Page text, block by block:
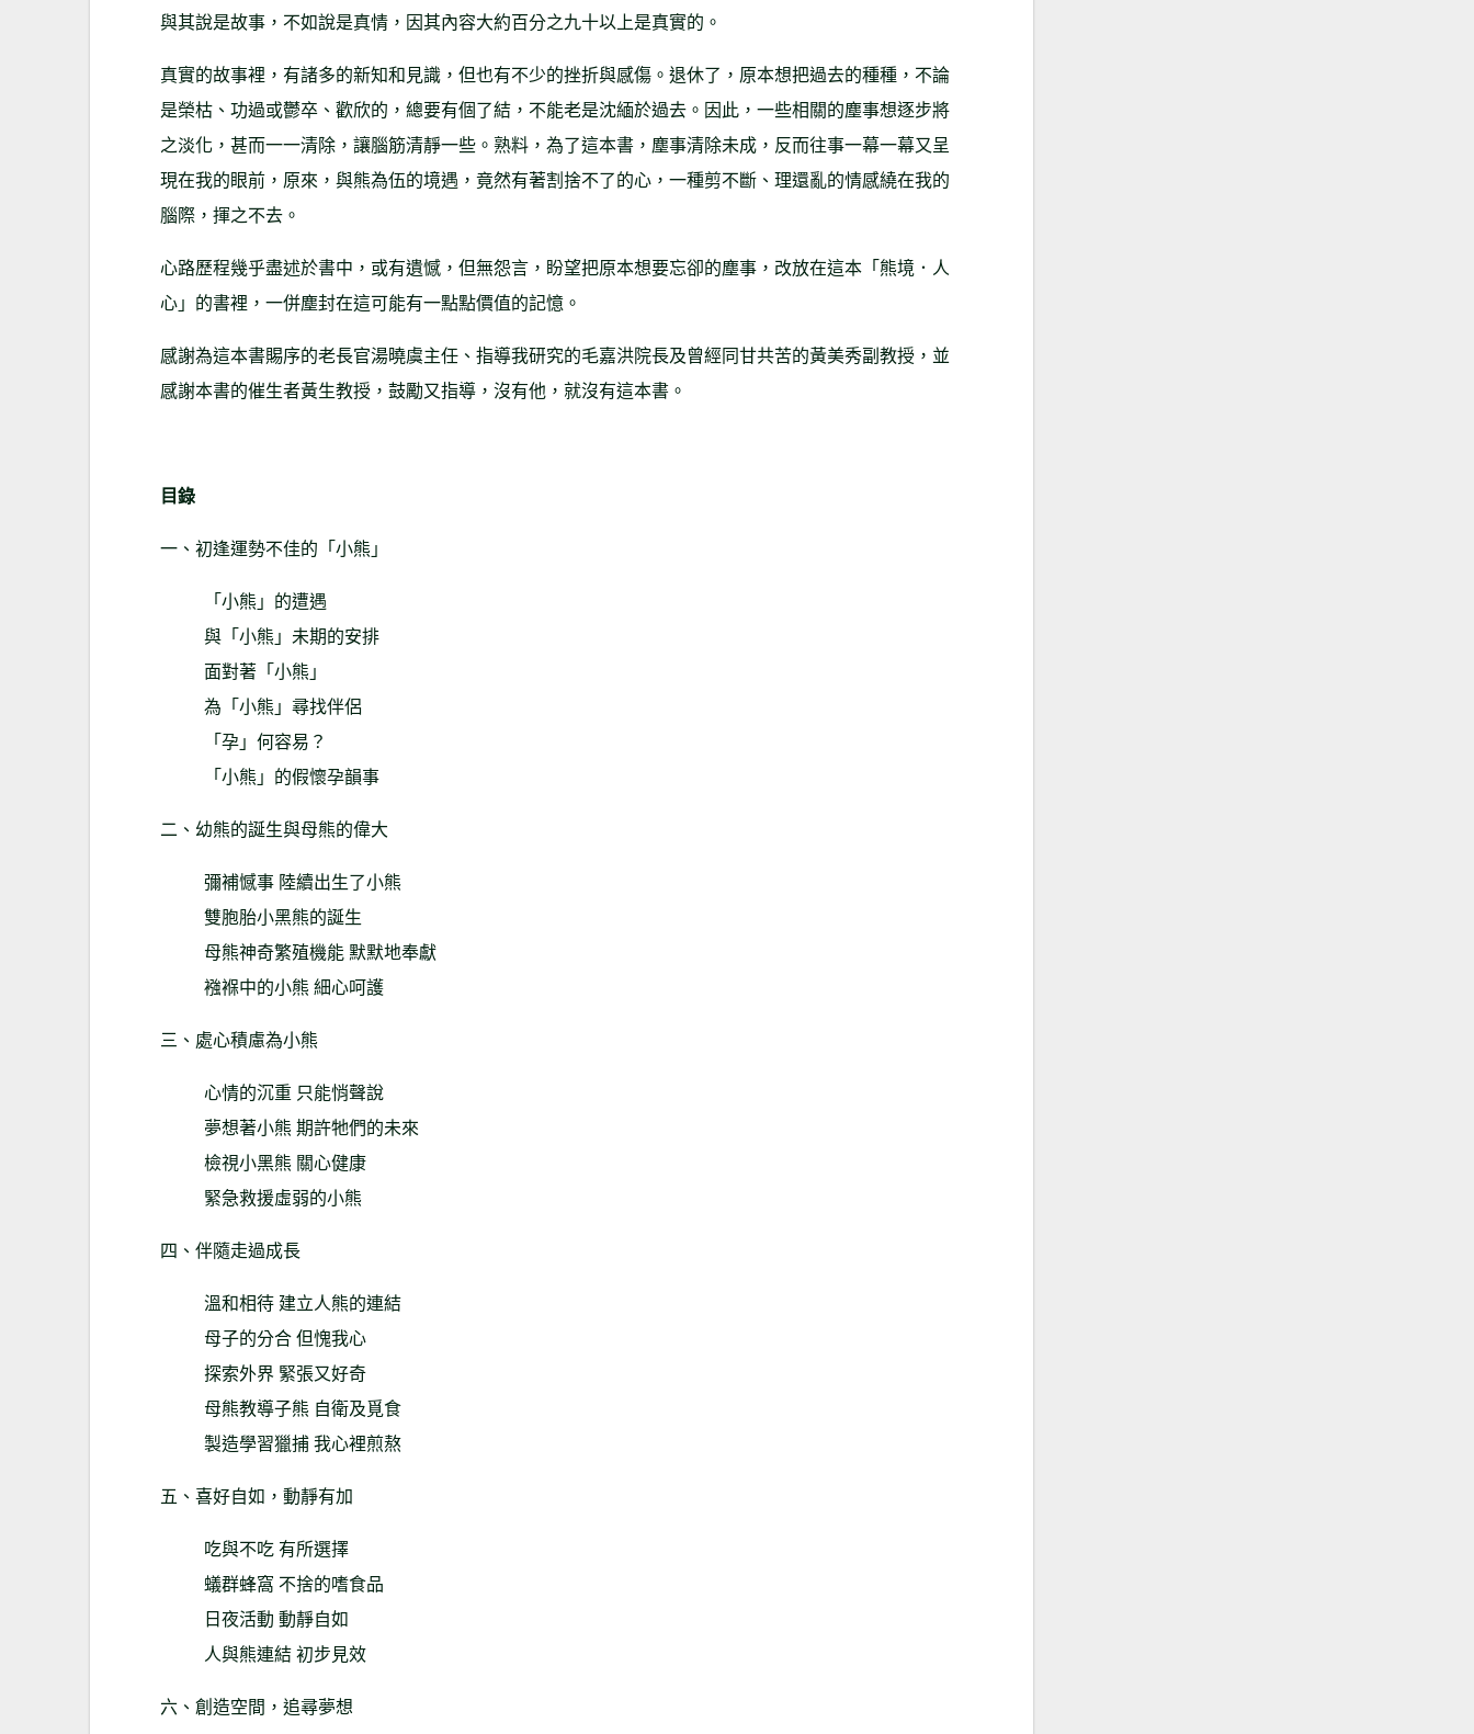
與其說是故事，不如說是真情，因其內容大約百分之九十以上是真實的。
真實的故事裡，有諸多的新知和見識，但也有不少的挫折與感傷。退休了，原本想把過去的種種，不論
是榮枯、功過或鬱卒、歡欣的，總要有個了結，不能老是沈緬於過去。因此，一些相關的塵事想逐步將
之淡化，甚而一一清除，讓腦筋清靜一些。熟料，為了這本書，塵事清除未成，反而往事一幕一幕又呈
現在我的眼前，原來，與熊為伍的境遇，竟然有著割捨不了的心，一種剪不斷、理還亂的情感繞在我的
腦際，揮之不去。
心路歷程幾乎盡述於書中，或有遺憾，但無怨言，盼望把原本想要忘卻的塵事，改放在這本「熊境．人
心」的書裡，一併塵封在這可能有一點點價值的記憶。
感謝為這本書賜序的老長官湯曉虞主任、指導我研究的毛嘉洪院長及曾經同甘共苦的黃美秀副教授，並
感謝本書的催生者黃生教授，鼓勵又指導，沒有他，就沒有這本書。
目錄
一、初逢運勢不佳的「小熊」
「小熊」的遭遇
與「小熊」未期的安排
面對著「小熊」
為「小熊」尋找伴侶
「孕」何容易？
「小熊」的假懷孕韻事
二、幼熊的誕生與母熊的偉大
彌補憾事 陸續出生了小熊
雙胞胎小黑熊的誕生
母熊神奇繁殖機能 默默地奉獻
襁褓中的小熊 細心呵護
三、處心積慮為小熊
心情的沉重 只能悄聲說
夢想著小熊 期許牠們的未來
檢視小黑熊 關心健康
緊急救援虛弱的小熊
四、伴隨走過成長
溫和相待 建立人熊的連結
母子的分合 但愧我心
探索外界 緊張又好奇
母熊教導子熊 自衛及覓食
製造學習獵捕 我心裡煎熬
五、喜好自如，動靜有加
吃與不吃 有所選擇
蟻群蜂窩 不捨的嗜食品
日夜活動 動靜自如
人與熊連結 初步見效
六、創造空間，追尋夢想